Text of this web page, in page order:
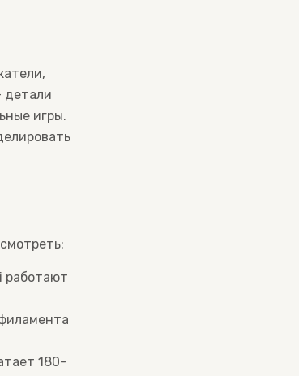
детали
игры.
работают
180-